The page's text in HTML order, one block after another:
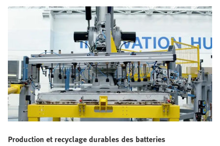
Production et recyclage durables des batteries